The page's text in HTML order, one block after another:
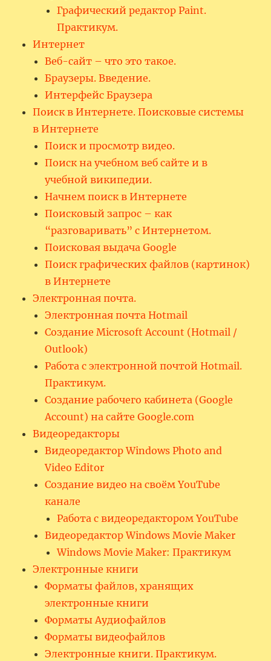
Графический редактор Paint.
Практикум.
Интернет
Веб-сайт – что это такое.
Браузеры. Введение.
Интерфейс Браузера
Поиск в Интернете. Поисковые системы
в Интернете
Поиск и просмотр видео.
Поиск на учебном веб сайте и в
учебной википедии.
Начнем поиск в Интернете
Поисковый запрос – как
“разговаривать” с Интернетом.
Поисковая выдача Google
Поиск графических файлов (картинок)
в Интернете
Электронная почта.
Электронная почта Hotmail
Создание Microsoft Account (Hotmail /
Outlook)
Работа с электронной почтой Hotmail.
Практикум.
Создание рабочего кабинета (Google
Account) на сайте Google.com
Видеоредакторы
Видеоредактор Windows Photo and
Video Editor
Создание видео на своём YouTube
канале
Работа с видеоредактором YouTube
Видеоредактор Windows Movie Maker
Windows Movie Maker: Практикум
Электронные книги
Форматы файлов, хранящих
электронные книги
Форматы Аудиофайлов
Форматы видеофайлов
Электронные книги. Практикум.